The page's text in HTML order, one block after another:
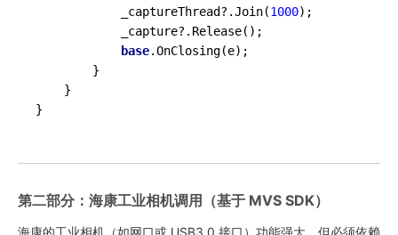
            _captureThread?.Join(
1000);
            _capture?.Release();
base.OnClosing(e);
        }
    }
第二部分：海康工业相机调用（基于 MVS SDK）
海康的工业相机（如网口或 USB3.0 接口）功能强大，但必须依赖